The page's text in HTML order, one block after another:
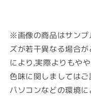
※画像の商品はサンプ
ズが若干異なる場合
により,実際よりもや
色味に関しましては
パソコンなどの環境